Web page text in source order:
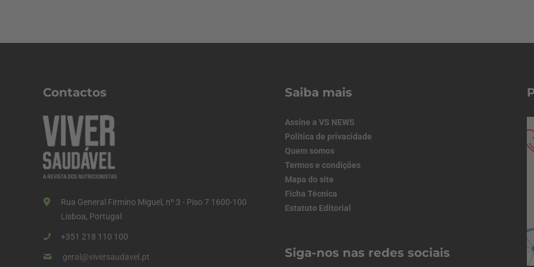
Contactos
Rua General Firmino Miguel, nº 3 - Piso 7 1600-100
Lisboa, Portugal
+351 218 110 100
geral@viversaudavel.pt
Saiba mais
Assine a VS NEWS
Política de privacidade
Quem somos
Termos e condições
Mapa do site
Ficha Técnica
Estatuto Editorial
Siga-nos nas redes sociais